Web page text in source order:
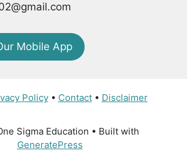
Mobile App
Policy• Contact• Disclaimer
Sigma Education • Built with
GeneratePress